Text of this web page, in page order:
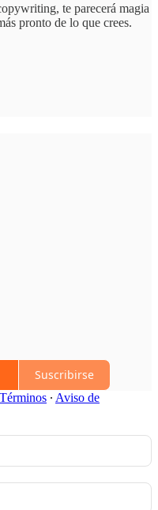
te parecerá magia
pronto de lo que crees.
Suscribirse
Términos ∙ Aviso de